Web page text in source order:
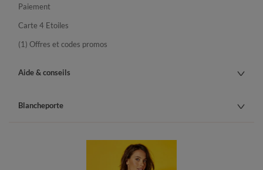
Paiement
Carte 4 Etoiles
(1) Offres et codes promos
Aide & conseils
Blancheporte